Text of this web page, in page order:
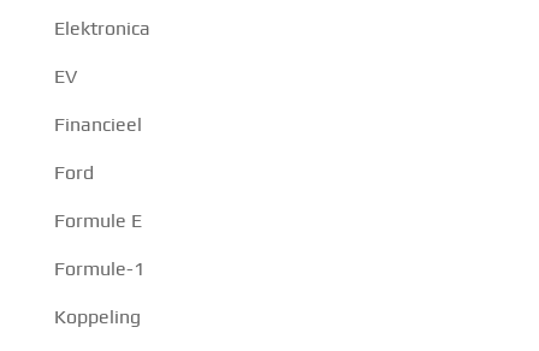
Elektronica
EV
Financieel
Ford
Formule E
Formule-1
Koppeling